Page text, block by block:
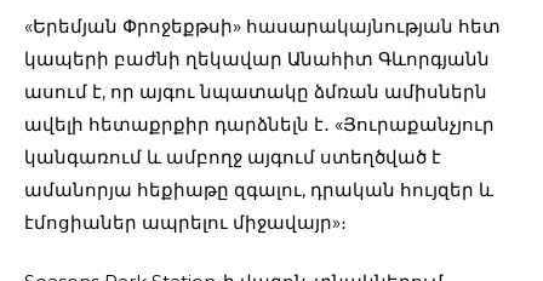
«Երեմյան Փրոջեքթսի» հասարակայնության հետ
կապերի բաժնի ղեկավար Անահիտ Գևորգյանն
ասում է, որ այգու նպատակը ձմռան ամիսներն
ավելի հետաքրքիր դարձնելն է․ «Յուրաքանչյուր
կանգառում և ամբողջ այգում ստեղծված է
ամանորյա հեքիաթը զգալու, դրական հույզեր և
էմոցիաներ ապրելու միջավայր»։